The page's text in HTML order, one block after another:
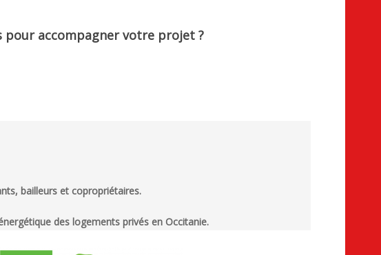
pour accompagner votre projet ?
bailleurs et copropriétaires.
des logements privés en Occitanie.